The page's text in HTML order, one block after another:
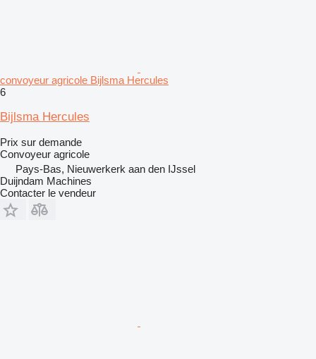
convoyeur agricole Bijlsma Hercules
6
Bijlsma Hercules
Prix sur demande
Convoyeur agricole
Pays-Bas, Nieuwerkerk aan den IJssel
Duijndam Machines
Contacter le vendeur